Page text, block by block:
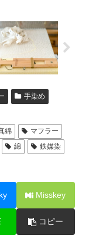
手染め
綿
マフラー
綿 鉄媒染
Misskey
コピー